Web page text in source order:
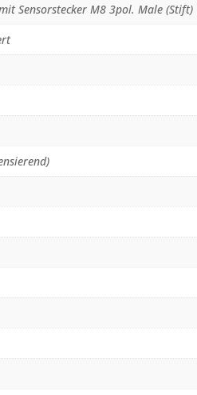
Sensorstecker M8 3pol. Male (Stift)